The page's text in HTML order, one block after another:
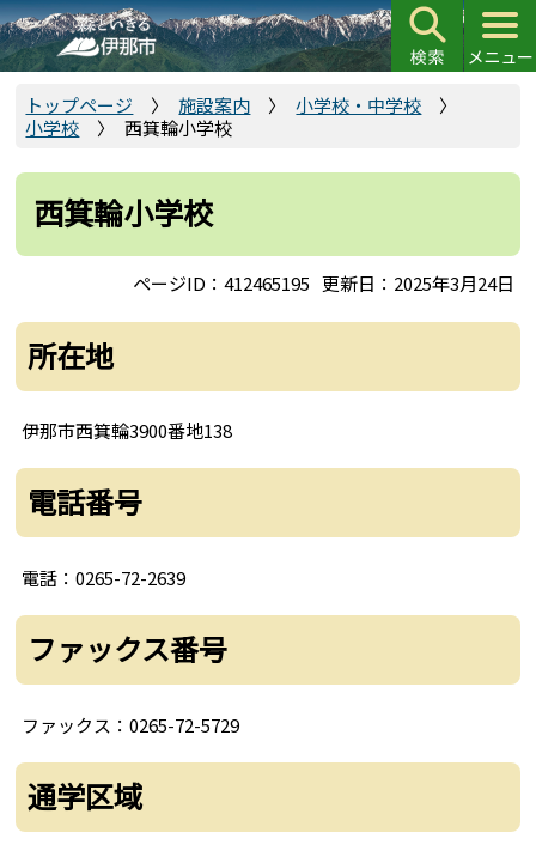
こ
の
ペ
で
トップページ 施設案内
小学校・中学校
小学校
西箕輪小学校
西箕輪小学校
ページID：412465195 更新日：2025年3月24日
所在地
伊那市西箕輪3900番地138
電話番号
電話：0265-72-2639
ファックス番号
ファックス：0265-72-5729
通学区域